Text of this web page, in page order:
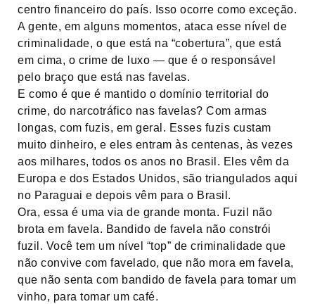
centro financeiro do país. Isso ocorre como exceção.
A gente, em alguns momentos, ataca esse nível de
criminalidade, o que está na “cobertura”, que está
em cima, o crime de luxo — que é o responsável
pelo braço que está nas favelas.
E como é que é mantido o domínio territorial do
crime, do narcotráfico nas favelas? Com armas
longas, com fuzis, em geral. Esses fuzis custam
muito dinheiro, e eles entram às centenas, às vezes
aos milhares, todos os anos no Brasil. Eles vêm da
Europa e dos Estados Unidos, são triangulados aqui
no Paraguai e depois vêm para o Brasil.
Ora, essa é uma via de grande monta. Fuzil não
brota em favela. Bandido de favela não constrói
fuzil. Você tem um nível “top” de criminalidade que
não convive com favelado, que não mora em favela,
que não senta com bandido de favela para tomar um
vinho, para tomar um café.